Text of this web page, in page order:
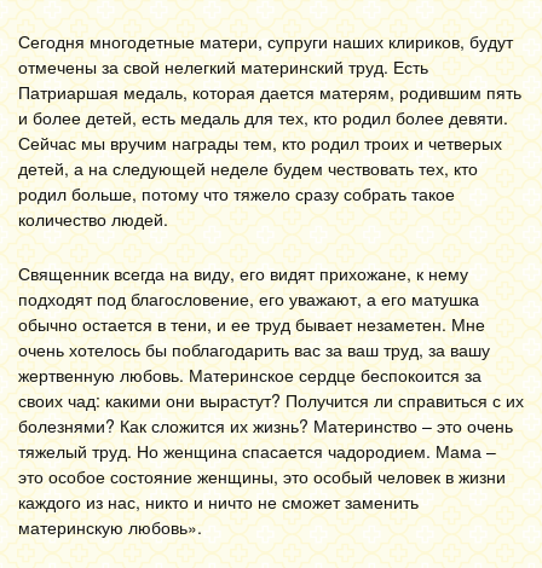
Сегодня многодетные матери, супруги наших клириков, будут
отмечены за свой нелегкий материнский труд. Есть
Патриаршая медаль, которая дается матерям, родившим пять
и более детей, есть медаль для тех, кто родил более девяти.
Сейчас мы вручим награды тем, кто родил троих и четверых
детей, а на следующей неделе будем чествовать тех, кто
родил больше, потому что тяжело сразу собрать такое
количество людей.
Священник всегда на виду, его видят прихожане, к нему
подходят под благословение, его уважают, а его матушка
обычно остается в тени, и ее труд бывает незаметен. Мне
очень хотелось бы поблагодарить вас за ваш труд, за вашу
жертвенную любовь. Материнское сердце беспокоится за
своих чад: какими они вырастут? Получится ли справиться с их
болезнями? Как сложится их жизнь? Материнство – это очень
тяжелый труд. Но женщина спасается чадородием. Мама –
это особое состояние женщины, это особый человек в жизни
каждого из нас, никто и ничто не сможет заменить
материнскую любовь».